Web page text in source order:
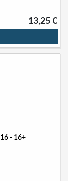
13,25 €
- 16+